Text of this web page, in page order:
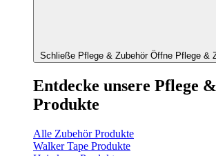
Schließe Pflege & Zubehör Öffne Pflege &
Entdecke unsere Pflege
Produkte
Alle Zubehör Produkte
Walker Tape Produkte